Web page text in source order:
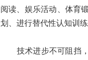
阅读、娱乐活动、体育
划、进行替代性认知训
技术进步不可阻挡，